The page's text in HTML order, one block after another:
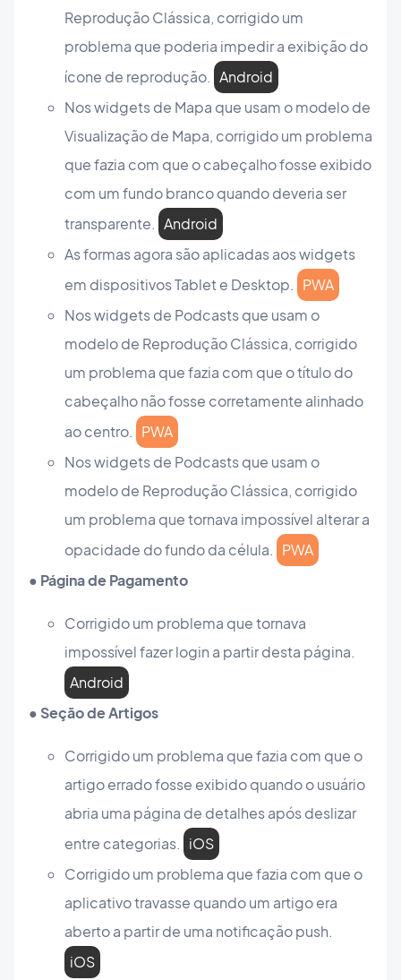
Reprodução Clássica, corrigido um
problema que poderia impedir a exibição do
ícone de reprodução. Android
Nos widgets de Mapa que usam o modelo de
Visualização de Mapa, corrigido um problema
que fazia com que o cabeçalho fosse exibido
com um fundo branco quando deveria ser
transparente. Android
As formas agora são aplicadas aos widgets
em dispositivos Tablet e Desktop. PWA
Nos widgets de Podcasts que usam o
modelo de Reprodução Clássica, corrigido
um problema que fazia com que o título do
cabeçalho não fosse corretamente alinhado
ao centro. PWA
Nos widgets de Podcasts que usam o
modelo de Reprodução Clássica, corrigido
um problema que tornava impossível alterar a
opacidade do fundo da célula. PWA
● Página de Pagamento
Corrigido um problema que tornava
impossível fazer login a partir desta página.
Android
● Seção de Artigos
Corrigido um problema que fazia com que o
artigo errado fosse exibido quando o usuário
abria uma página de detalhes após deslizar
entre categorias. iOS
Corrigido um problema que fazia com que o
aplicativo travasse quando um artigo era
aberto a partir de uma notificação push.
iOS